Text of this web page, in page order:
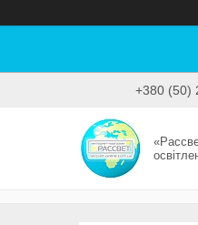
+380 (50)